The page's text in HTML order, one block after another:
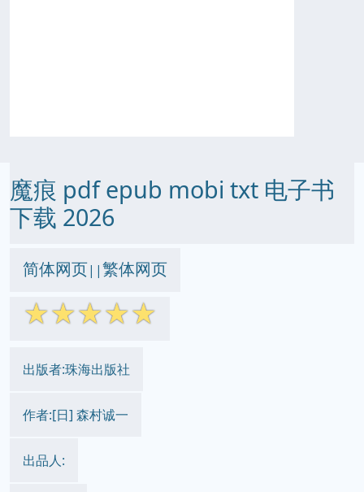
魔痕 pdf epub mobi txt 电子书
下载 2026
简体网页||繁体网页
☆☆☆☆☆
出版者:珠海出版社
作者:[日] 森村诚一
出品人: